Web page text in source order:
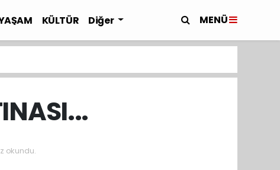
KÜLTÜR Diğer MENÜ
okundu.